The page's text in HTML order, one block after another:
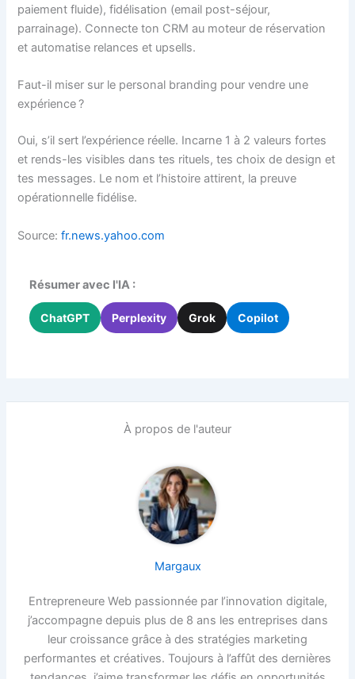
paiement fluide), fidélisation (email post-séjour,
parrainage). Connecte ton CRM au moteur de réservation
et automatise relances et upsells.
Faut-il miser sur le personal branding pour vendre une
expérience ?
Oui, s’il sert l’expérience réelle. Incarne 1 à 2 valeurs fortes
et rends-les visibles dans tes rituels, tes choix de design et
tes messages. Le nom et l’histoire attirent, la preuve
opérationnelle fidélise.
Source:fr.news.yahoo.com
Résumer avec l'IA :
ChatGPT Perplexity Grok Copilot
À propos de l'auteur
Margaux
Entrepreneure Web passionnée par l’innovation digitale,
j’accompagne depuis plus de 8 ans les entreprises dans
leur croissance grâce à des stratégies marketing
performantes et créatives. Toujours à l’affût des dernières